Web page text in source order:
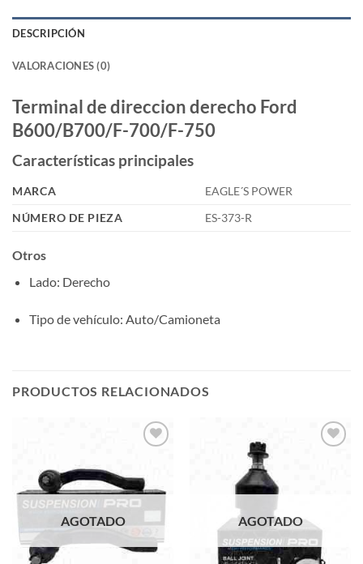
DESCRIPCIÓN
VALORACIONES (0)
Terminal de direccion derecho Ford
B600/B700/F-700/F-750
Características principales
MARCA
EAGLE´S POWER
NÚMERO DE PIEZA
ES-373-R
Otros
Lado: Derecho
Tipo de vehículo: Auto/Camioneta
PRODUCTOS RELACIONADOS
AGOTADO AGOTADO